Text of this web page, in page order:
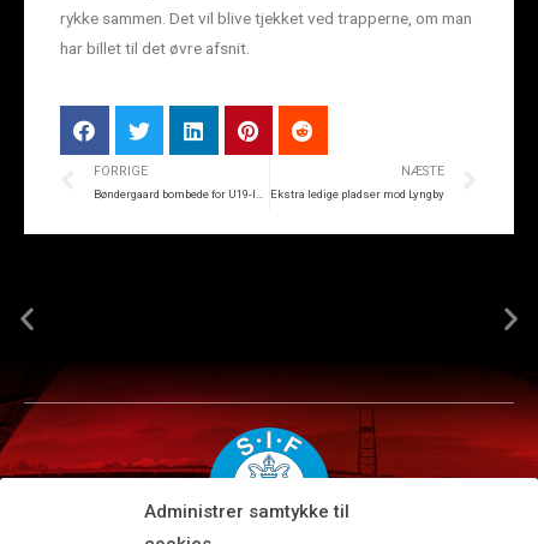
Administrer samtykke til
rykke sammen. Det vil blive tjekket ved trapperne, om man
har billet til det øvre afsnit.
FORRIGE
Bøndergaard bombede for U19-landsholdet
NÆSTE
Ekstra ledige pladser mod Lyngby